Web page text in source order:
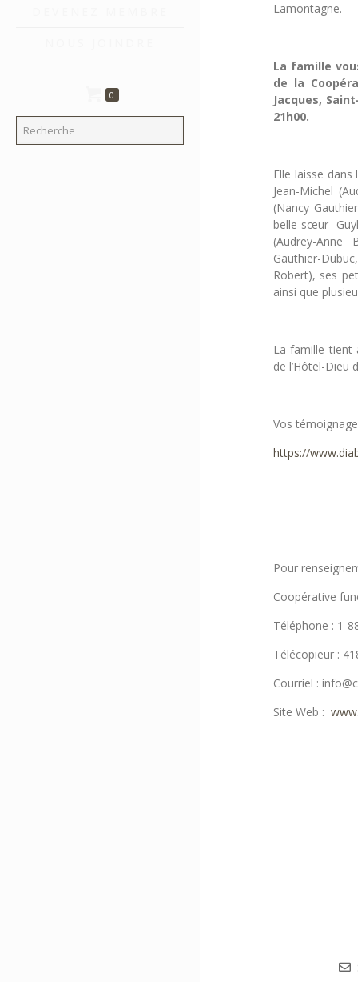
0
Lamontagne.
La famille
de la
Jacques,
21h00.
Elle laisse
Jean-Michel
(Nancy
belle-sœur
(Audrey-Anne
Gauthier-
Robert), ses
ainsi que
La famille tient
de l’Hôtel-Dieu
Vos
https://
Pour
Coopérative
Téléphone : 1-
Télécopieur :
Courriel :
Site Web :